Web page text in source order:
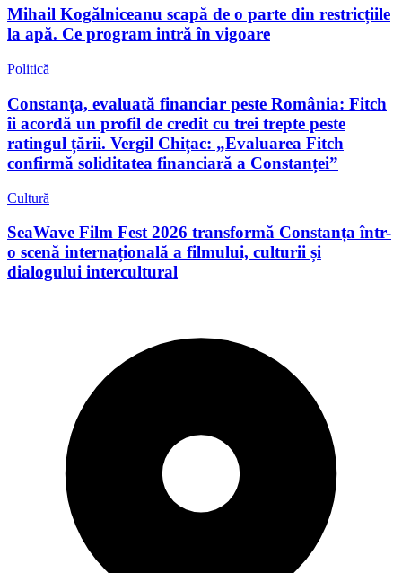
Mihail Kogălniceanu scapă de o parte din restricțiile
la apă. Ce program intră în vigoare
Politică
Constanța, evaluată financiar peste România: Fitch
îi acordă un profil de credit cu trei trepte peste
ratingul țării. Vergil Chițac: „Evaluarea Fitch
confirmă soliditatea financiară a Constanței”
Cultură
SeaWave Film Fest 2026 transformă Constanța într-
o scenă internațională a filmului, culturii și
dialogului intercultural